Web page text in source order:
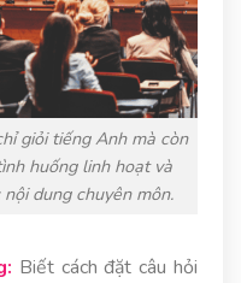
giỏi tiếng Anh mà còn
huống linh hoạt và
dung chuyên môn.
Biết cách đặt câu hỏi